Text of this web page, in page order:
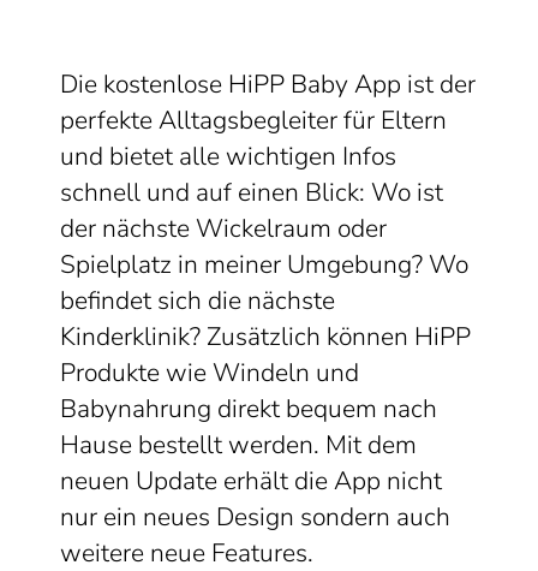
Die kostenlose HiPP Baby App ist der
perfekte Alltagsbegleiter für Eltern
und bietet alle wichtigen Infos
schnell und auf einen Blick: Wo ist
der nächste Wickelraum oder
Spielplatz in meiner Umgebung? Wo
befindet sich die nächste
Kinderklinik? Zusätzlich können HiPP
Produkte wie Windeln und
Babynahrung direkt bequem nach
Hause bestellt werden. Mit dem
neuen Update erhält die App nicht
nur ein neues Design sondern auch
weitere neue Features.